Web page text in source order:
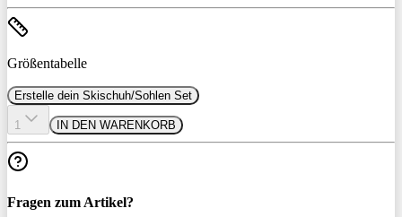
Größentabelle
Erstelle dein Skischuh/Sohlen Set
1 IN DEN WARENKORB
Fragen zum Artikel?